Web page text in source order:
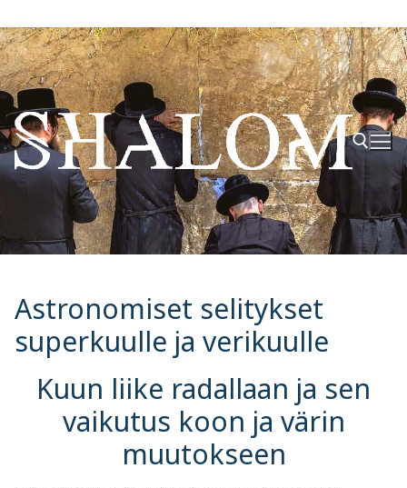
Hyppää
sisältöön
Hae:
Astronomiset selitykset
superkuulle ja verikuulle
Kuun liike radallaan ja sen
vaikutus koon ja värin
muutokseen